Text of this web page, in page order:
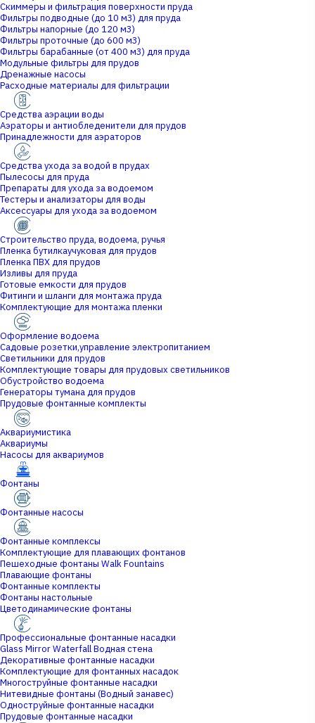
Скиммеры и фильтрация поверхности пруда
Фильтры подводные (до 10 м3) для пруда
Фильтры напорные (до 120 м3)
Фильтры проточные (до 600 м3)
Фильтры барабанные (от 400 м3) для пруда
Модульные фильтры для прудов
Дренажные насосы
Расходные материалы для фильтрации
Средства аэрации воды
Аэраторы и антиобледенители для прудов
Принадлежности для аэраторов
Средства ухода за водой в прудах
Пылесосы для пруда
Препараты для ухода за водоемом
Тестеры и анализаторы для воды
Аксессуары для ухода за водоемом
Строительство пруда, водоема, ручья
Пленка бутилкаучуковая для прудов
Пленка ПВХ для прудов
Изливы для пруда
Готовые емкости для прудов
Фитинги и шланги для монтажа пруда
Комплектующие для монтажа пленки
Оформление водоема
Садовые розетки,управление электропитанием
Светильники для прудов
Комплектующие товары для прудовых светильников
Обустройство водоема
Генераторы тумана для прудов
Прудовые фонтанные комплекты
Аквариумистика
Аквариумы
Насосы для аквариумов
Фонтаны
Фонтанные насосы
Фонтанные комплексы
Комплектующие для плавающих фонтанов
Пешеходные фонтаны Walk Fountains
Плавающие фонтаны
Фонтанные комплекты
Фонтаны настольные
Цветодинамические фонтаны
Профессиональные фонтанные насадки
Glass Mirror Waterfall Водная стена
Декоративные фонтанные насадки
Комплектующие для фонтанных насадок
Многоструйные фонтанные насадки
Нитевидные фонтаны (Водный занавес)
Одноструйные фонтанные насадки
Прудовые фонтанные насадки